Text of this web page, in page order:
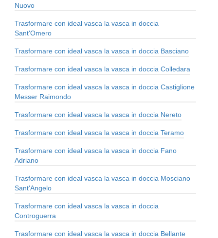
Nuovo
Trasformare con ideal vasca la vasca in doccia
Sant'Omero
Trasformare con ideal vasca la vasca in doccia Basciano
Trasformare con ideal vasca la vasca in doccia Colledara
Trasformare con ideal vasca la vasca in doccia Castiglione
Messer Raimondo
Trasformare con ideal vasca la vasca in doccia Nereto
Trasformare con ideal vasca la vasca in doccia Teramo
Trasformare con ideal vasca la vasca in doccia Fano
Adriano
Trasformare con ideal vasca la vasca in doccia Mosciano
Sant'Angelo
Trasformare con ideal vasca la vasca in doccia
Controguerra
Trasformare con ideal vasca la vasca in doccia Bellante